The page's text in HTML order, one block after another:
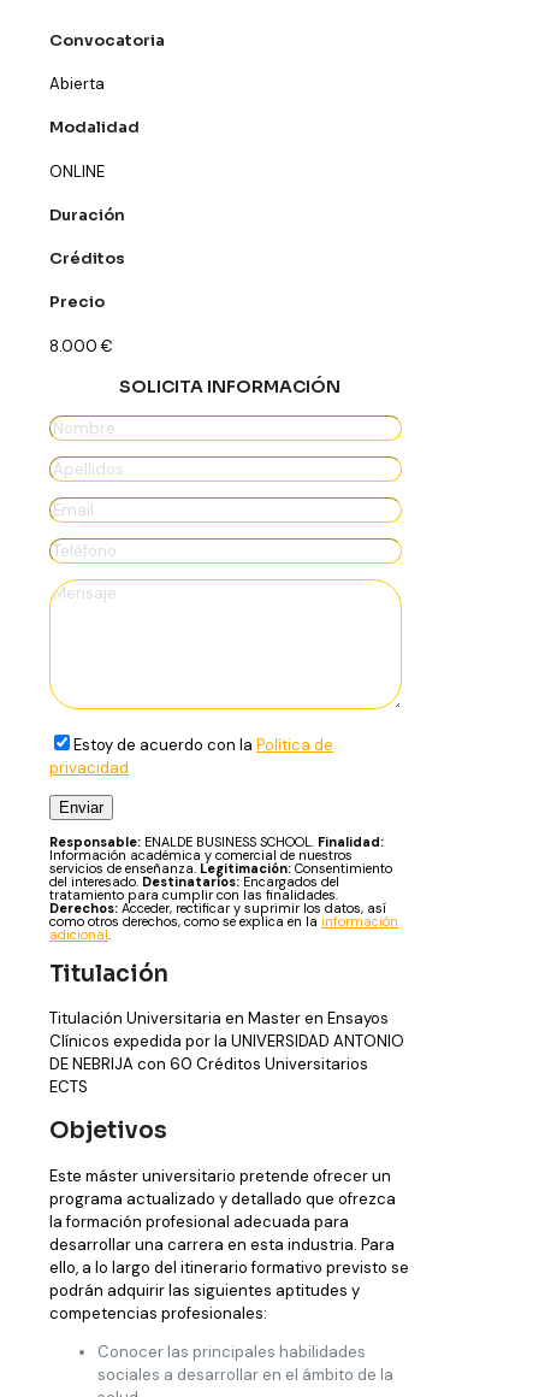
Convocatoria
Abierta
Modalidad
ONLINE
Duración
Créditos
Precio
8.000€
SOLICITA INFORMACIÓN
Estoy de acuerdo con la Política de
privacidad
Responsable: ENALDE BUSINESS SCHOOL. Finalidad:
Información académica y comercial de nuestros
servicios de enseñanza. Legitimación: Consentimiento
del interesado. Destinatarios: Encargados del
tratamiento para cumplir con las finalidades.
Derechos: Acceder, rectificar y suprimir los datos, así
como otros derechos, como se explica en la información
adicional
Titulación
Titulación Universitaria en Master en Ensayos
Clínicos expedida por la UNIVERSIDAD ANTONIO
DE NEBRIJA con 60 Créditos Universitarios
ECTS
Objetivos
Este máster universitario pretende ofrecer un
programa actualizado y detallado que ofrezca
la formación profesional adecuada para
desarrollar una carrera en esta industria. Para
ello, a lo largo del itinerario formativo previsto se
podrán adquirir las siguientes aptitudes y
competencias profesionales:
Conocer las principales habilidades
sociales a desarrollar en el ámbito de la